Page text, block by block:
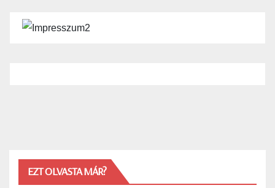
EZT OLVASTA MÁR?